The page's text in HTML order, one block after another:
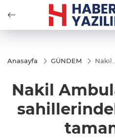
Anasayfa GÜNDEM
Nakil
Nakil